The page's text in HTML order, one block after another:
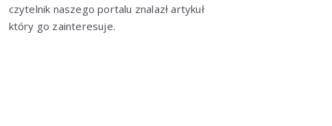
czytelnik naszego portalu znalazł artykuł
który go zainteresuje.